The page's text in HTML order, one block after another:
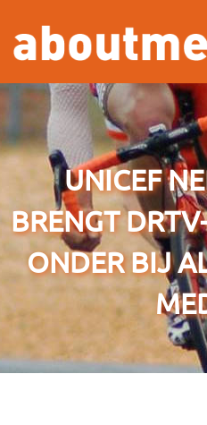
HOOFDMENU
UNICEF
BRENGT
ONDER BIJ